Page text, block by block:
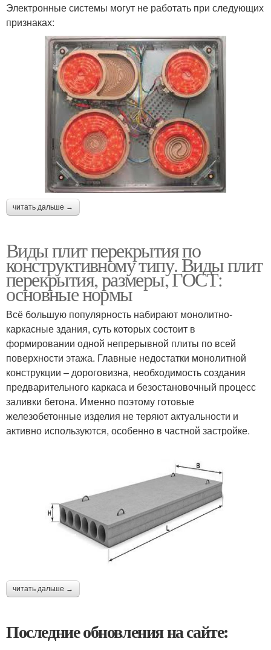
Электронные системы могут не работать при следующих
признаках:
читать дальше →
Виды плит перекрытия по
конструктивному типу. Виды плит
перекрытия, размеры, ГОСТ:
основные нормы
Всё большую популярность набирают монолитно-
каркасные здания, суть которых состоит в
формировании одной непрерывной плиты по всей
поверхности этажа. Главные недостатки монолитной
конструкции – дороговизна, необходимость создания
предварительного каркаса и безостановочный процесс
заливки бетона. Именно поэтому готовые
железобетонные изделия не теряют актуальности и
активно используются, особенно в частной застройке.
читать дальше →
Последние обновления на сайте: